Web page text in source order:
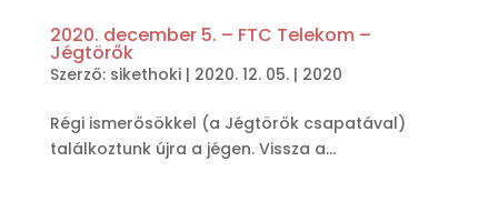
2020. december 5. – FTC Telekom –
Jégtörők
Szerző: sikethoki| 2020. 12. 05.| 2020
Régi ismerősökkel (a Jégtörők csapatával)
találkoztunk újra a jégen. Vissza a...